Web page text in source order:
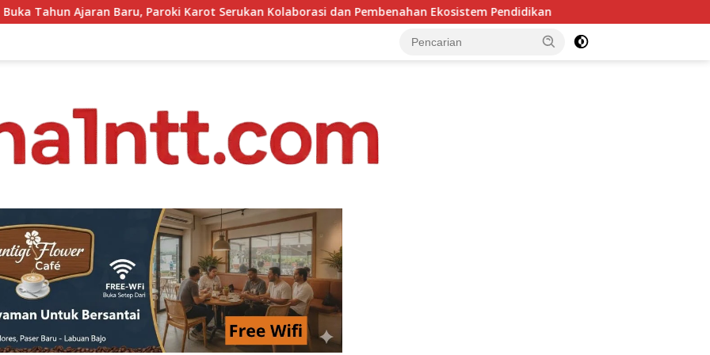
Karot Serukan Kolaborasi dan Pembenahan Ekosistem Pendidikan Bantu Siswa Kurang Mampu, PDIP Manggarai